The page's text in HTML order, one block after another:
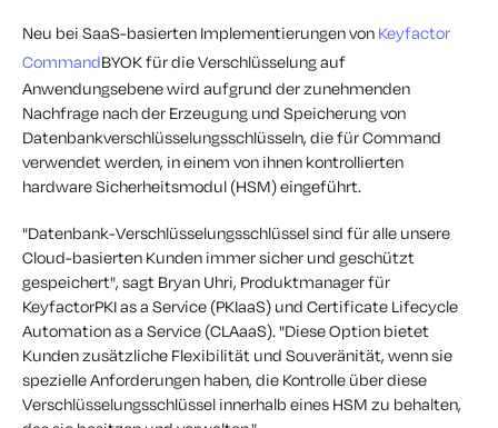
Neu bei SaaS-basierten Implementierungen von Keyfactor
CommandBYOK für die Verschlüsselung auf
Anwendungsebene wird aufgrund der zunehmenden
Nachfrage nach der Erzeugung und Speicherung von
Datenbankverschlüsselungsschlüsseln, die für Command
verwendet werden, in einem von ihnen kontrollierten
hardware Sicherheitsmodul (HSM) eingeführt.
"Datenbank-Verschlüsselungsschlüssel sind für alle unsere
Cloud-basierten Kunden immer sicher und geschützt
gespeichert", sagt Bryan Uhri, Produktmanager für
KeyfactorPKI as a Service (PKIaaS) und Certificate Lifecycle
Automation as a Service (CLAaaS). "Diese Option bietet
Kunden zusätzliche Flexibilität und Souveränität, wenn sie
spezielle Anforderungen haben, die Kontrolle über diese
Verschlüsselungsschlüssel innerhalb eines HSM zu behalten,